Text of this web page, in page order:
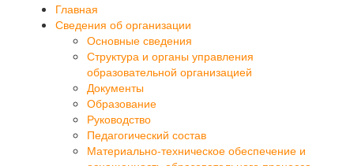
Главная
Сведения об организации
Основные сведения
Структура и органы управления
образовательной организацией
Документы
Образование
Руководство
Педагогический состав
Материально-техническое обеспечение и